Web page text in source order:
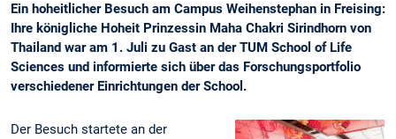
Ein hoheitlicher Besuch am Campus Weihenstephan in Freising:
Ihre königliche Hoheit Prinzessin Maha Chakri Sirindhorn von
Thailand war am 1. Juli zu Gast an der TUM School of Life
Sciences und informierte sich über das Forschungsportfolio
verschiedener Einrichtungen der School.
Der Besuch startete an der